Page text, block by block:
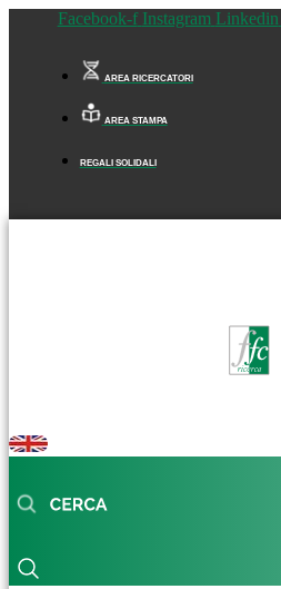
Facebook-f Instagram Linkedin
AREA RICERCATORI
AREA STAMPA
REGALI SOLIDALI